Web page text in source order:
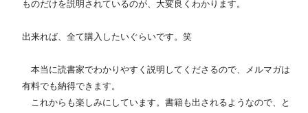
ものだけを説明されているのが、大変良くわかります。
出来れば、全て購入したいぐらいです。笑
本当に読書家でわかりやすく説明してくださるので、メルマガは
有料でも納得できます。
これからも楽しみにしています。書籍も出されるようなので、と